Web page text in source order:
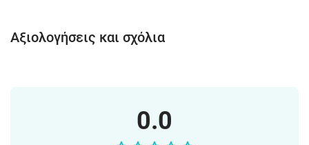
Αξιολογήσεις και σχόλια
0.0